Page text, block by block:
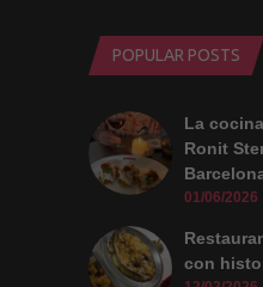
POPULAR POSTS
La
Ronit
01/06/2026
con